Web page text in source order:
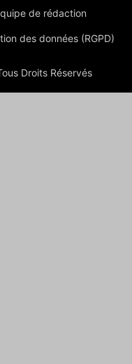
de rédaction
des données (RGPD)
Droits Réservés